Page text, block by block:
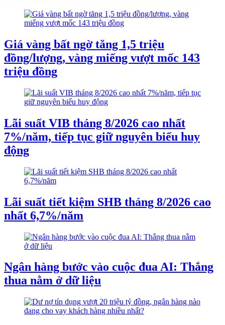
Giá vàng bất ngờ tăng 1,5 triệu
đồng/lượng, vàng miếng vượt mốc 143
triệu đồng
Lãi suất VIB tháng 8/2026 cao nhất
7%/năm, tiếp tục giữ nguyên biểu huy
động
Lãi suất tiết kiệm SHB tháng 8/2026 cao
nhất 6,7%/năm
Ngân hàng bước vào cuộc đua AI: Thắng
thua nằm ở dữ liệu